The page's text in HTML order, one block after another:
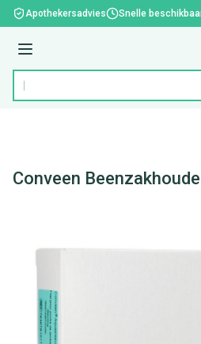
Ga naar de inhoud
Apothekersadvies Snelle
Menu
Product, merk, categorie...
Conveen